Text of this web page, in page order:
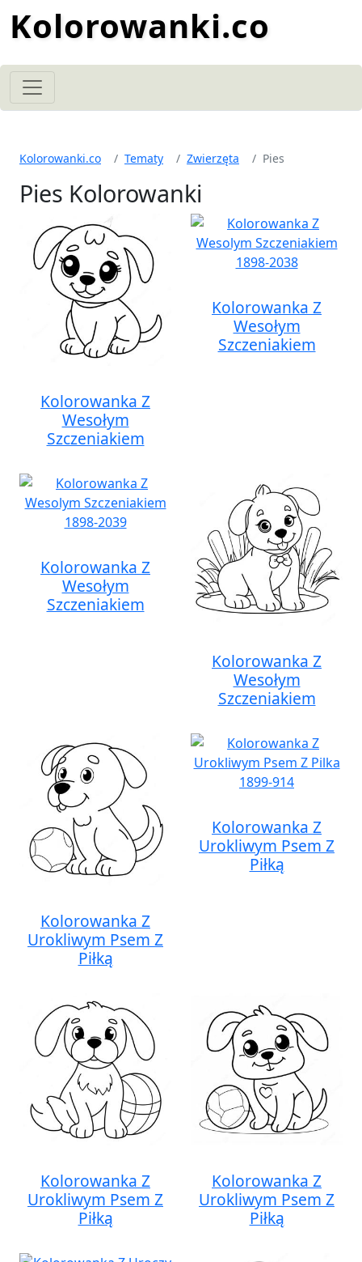
Kolorowanki.co
Kolorowanki.co Tematy Zwierzęta Pies
Pies Kolorowanki
Kolorowanka Z
Wesołym
Szczeniakiem
Kolorowanka Z
Wesołym
Szczeniakiem
Kolorowanka Z
Wesołym
Szczeniakiem
Kolorowanka Z
Wesołym
Szczeniakiem
Kolorowanka Z
Urokliwym Psem Z
Piłką
Kolorowanka Z
Urokliwym Psem Z
Piłką
Kolorowanka Z
Urokliwym Psem Z
Piłką
Kolorowanka Z
Urokliwym Psem Z
Piłką